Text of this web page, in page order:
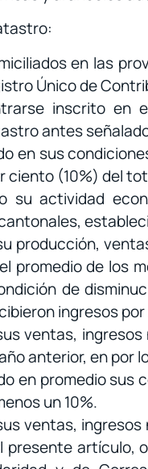
en las
Único de
inscrito en
antes
en sus
ciento (10%) del
su actividad
producción,
promedio de los
de
ingresos
ventas,
anterior, en por
en promedio sus
un 10%.
ventas,
artículo,